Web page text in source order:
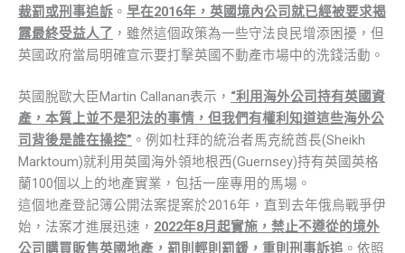
裁罰或刑事追訴 。 早在2016年，英國境內公司就已經被要求揭
露最終受益人了 ，雖然這個政策為一些守法良民增添困擾，但
英國政府當局明確宣示要打擊英國不動產市場中的洗錢活動。
英國脫歐大臣Martin Callanan表示， “利用海外公司持有英國資
產，本質上並不是犯法的事情，但我們有權利知道這些海外公
司背後是誰在操控” 。例如杜拜的統治者馬克統酋長(Sheikh
Marktoum)就利用英國海外領地根西(Guernsey)持有英國英格
蘭100個以上的地產實業，包括一座專用的馬場。
這個地產登記簿公開法案提案於2016年，直到去年俄烏戰爭伊
始，法案才進展迅速， 2022年8月起實施，禁止不遵從的境外
公司購買販售英國地產，罰則輕則罰鍰，重則刑事訴追 。依照